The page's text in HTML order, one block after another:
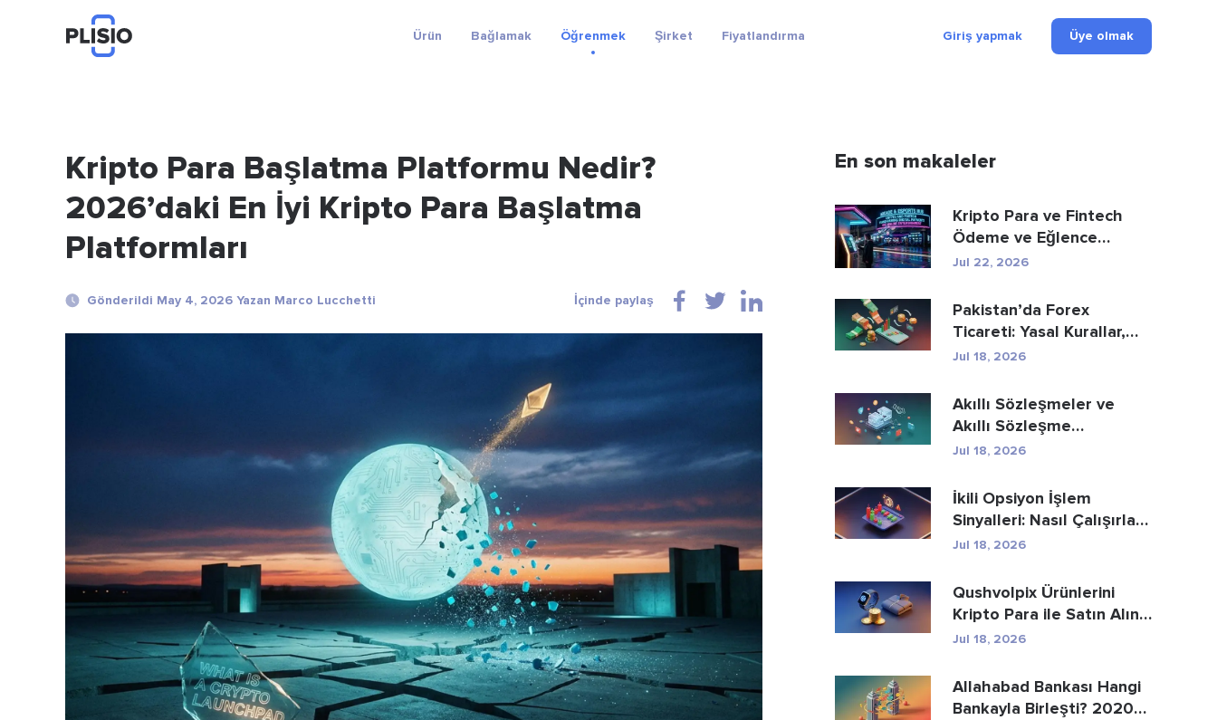
Ürün Bağlamak Öğrenmek Şirket Fiyatlandırma Giriş yapmak Üye olmak
Kripto Para Başlatma Platformu Nedir?
2026’daki En İyi Kripto Para Başlatma
Platformları
Gönderildi May 4, 2026 Yazan Marco Lucchetti İçinde paylaş
En son makaleler
Kripto Para ve Fintech
Ödeme ve Eğlence
Sektörünü Nasıl Yeni...
Jul 22, 2026
Pakistan’da Forex
Ticareti: Yasal Kurallar,
Aracı Kurumlar, Tic...
Jul 18, 2026
Akıllı Sözleşmeler ve
Akıllı Sözleşme
Geliştirme Hizmetle...
Jul 18, 2026
İkili Opsiyon İşlem
Sinyalleri: Nasıl Çalışırlar
ve Riskle...
Jul 18, 2026
Qushvolpix Ürünlerini
Kripto Para ile Satın Alın:
Bitcoin, Öd...
Jul 18, 2026
Allahabad Bankası Hangi
Bankayla Birleşti? 2020